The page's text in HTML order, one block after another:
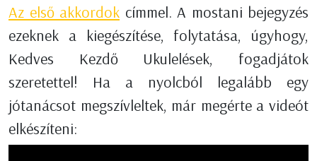
Az első akkordok címmel. A mostani bejegyzés
ezeknek a kiegészítése, folytatása, úgyhogy,
Kedves Kezdő Ukulelések, fogadjátok
szeretettel! Ha a nyolcból legalább egy
jótanácsot megszívleltek, már megérte a videót
elkészíteni: